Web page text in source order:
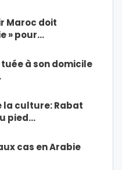
Maroc doit
» pour…
à son domicile
la culture: Rabat
pied…
cas en Arabie